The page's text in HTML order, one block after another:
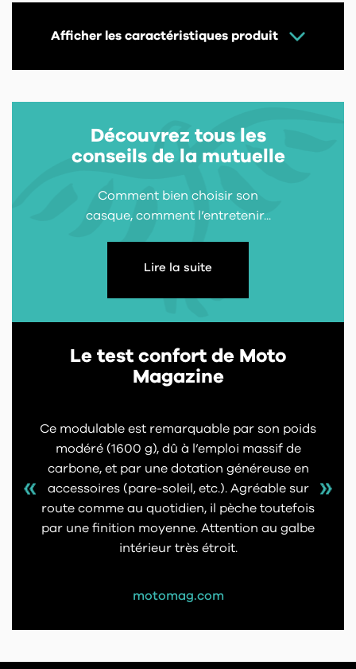
Afficher les caractéristiques produit
Découvrez tous les
conseils de la mutuelle
Comment bien choisir son
casque, comment l’entretenir...
Lire la suite
Le test confort de Moto
Magazine
Ce modulable est remarquable par son poids
modéré (1600 g), dû à l’emploi massif de
carbone, et par une dotation généreuse en
accessoires (pare-soleil, etc.). Agréable sur
route comme au quotidien, il pèche toutefois
par une finition moyenne. Attention au galbe
intérieur très étroit.
motomag.com